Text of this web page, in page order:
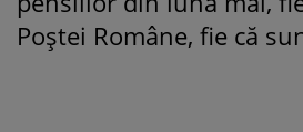
Poștei Române, fie că